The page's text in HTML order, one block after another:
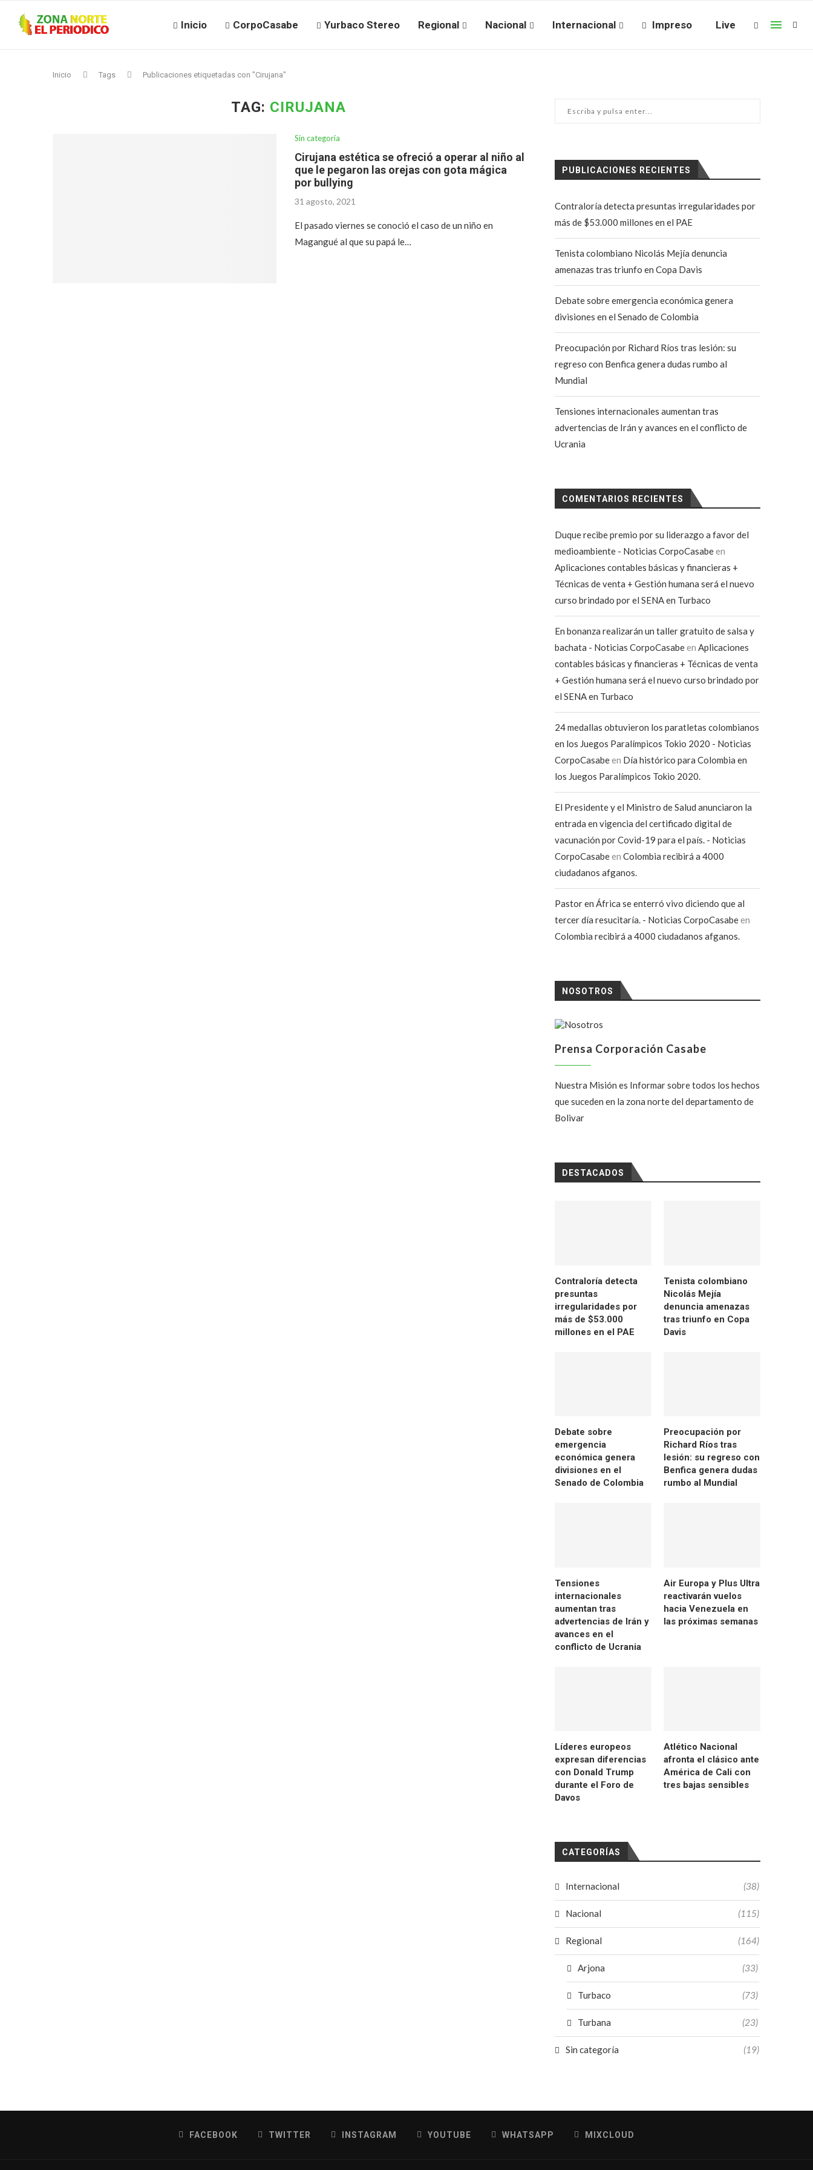
Inicio CorpoCasabe Yurbaco Stereo Regional Nacional Internacional Impreso Live
Inicio Tags Publicaciones etiquetadas con "Cirujana"
TAG: CIRUJANA
Sin categoría
Cirujana estética se ofreció a operar al niño al
que le pegaron las orejas con gota mágica
por bullying
31 agosto, 2021
El pasado viernes se conoció el caso de un niño en
Magangué al que su papá le…
PUBLICACIONES RECIENTES
Contraloría detecta presuntas irregularidades por
más de $53.000 millones en el PAE
Tenista colombiano Nicolás Mejía denuncia
amenazas tras triunfo en Copa Davis
Debate sobre emergencia económica genera
divisiones en el Senado de Colombia
Preocupación por Richard Ríos tras lesión: su
regreso con Benfica genera dudas rumbo al
Mundial
Tensiones internacionales aumentan tras
advertencias de Irán y avances en el conflicto de
Ucrania
COMENTARIOS RECIENTES
Duque recibe premio por su liderazgo a favor del
medioambiente - Noticias CorpoCasabeen
Aplicaciones contables básicas y financieras +
Técnicas de venta + Gestión humana será el nuevo
curso brindado por el SENA en Turbaco
En bonanza realizarán un taller gratuito de salsa y
bachata - Noticias CorpoCasabeen Aplicaciones
contables básicas y financieras + Técnicas de venta
+ Gestión humana será el nuevo curso brindado por
el SENA en Turbaco
24 medallas obtuvieron los paratletas colombianos
en los Juegos Paralímpicos Tokio 2020 - Noticias
CorpoCasabeen Día histórico para Colombia en
los Juegos Paralímpicos Tokio 2020.
El Presidente y el Ministro de Salud anunciaron la
entrada en vigencia del certificado digital de
vacunación por Covid-19 para el país. - Noticias
CorpoCasabeen Colombia recibirá a 4000
ciudadanos afganos.
Pastor en África se enterró vivo diciendo que al
tercer día resucitaría. - Noticias CorpoCasabeen
Colombia recibirá a 4000 ciudadanos afganos.
NOSOTROS
Prensa Corporación Casabe
Nuestra Misión es Informar sobre todos los hechos
que suceden en la zona norte del departamento de
Bolivar
DESTACADOS
Contraloría detecta
presuntas
irregularidades por
más de $53.000
millones en el PAE
Tenista colombiano
Nicolás Mejía
denuncia amenazas
tras triunfo en Copa
Davis
Debate sobre
emergencia
económica genera
divisiones en el
Senado de Colombia
Preocupación por
Richard Ríos tras
lesión: su regreso con
Benfica genera dudas
rumbo al Mundial
Tensiones
internacionales
aumentan tras
advertencias de Irán y
avances en el
conflicto de Ucrania
Air Europa y Plus Ultra
reactivarán vuelos
hacia Venezuela en
las próximas semanas
Líderes europeos
expresan diferencias
con Donald Trump
durante el Foro de
Davos
Atlético Nacional
afronta el clásico ante
América de Cali con
tres bajas sensibles
CATEGORÍAS
Internacional (38)
Nacional (115)
Regional (164)
Arjona (33)
Turbaco (73)
Turbana (23)
Sin categoría (19)
FACEBOOK TWITTER INSTAGRAM YOUTUBE WHATSAPP MIXCLOUD